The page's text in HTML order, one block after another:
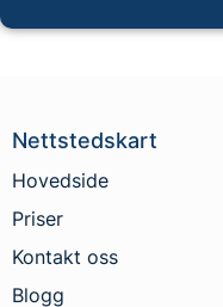
Nettstedskart
Hovedside
Priser
Kontakt oss
Blogg